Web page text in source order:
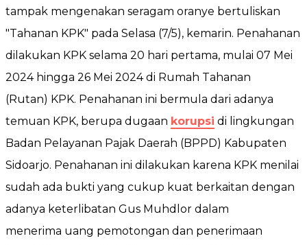
tampak mengenakan seragam oranye bertuliskan
"Tahanan KPK" pada Selasa (7/5), kemarin. Penahanan
dilakukan KPK selama 20 hari pertama, mulai 07 Mei
2024 hingga 26 Mei 2024 di Rumah Tahanan
(Rutan) KPK. Penahanan ini bermula dari adanya
temuan KPK, berupa dugaan korupsi di lingkungan
Badan Pelayanan Pajak Daerah (BPPD) Kabupaten
Sidoarjo. Penahanan ini dilakukan karena KPK menilai
sudah ada bukti yang cukup kuat berkaitan dengan
adanya keterlibatan Gus Muhdlor dalam
menerima uang pemotongan dan penerimaan